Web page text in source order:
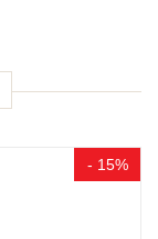
- 15%